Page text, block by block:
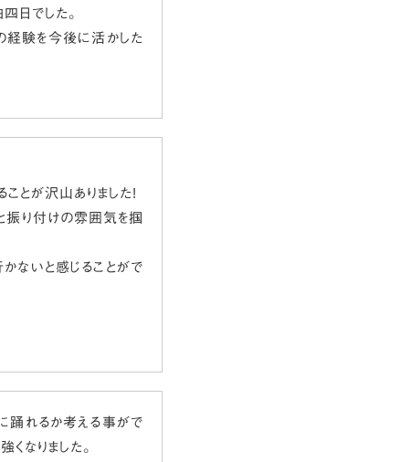
日でした。
経験を今後に活かした
とが沢山ありました!
振り付けの雰囲気を掴
ないと感じることがで
踊れるか考える事がで
なりました。